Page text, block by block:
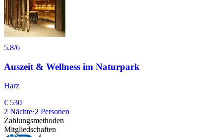
5.8/6
Auszeit & Wellness im Naturpark
Harz
€ 530
2 Nächte·2 Personen
Zahlungsmethoden
Mitgliedschaften